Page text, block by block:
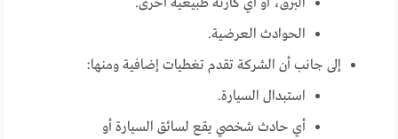
الحوادث العرضية.
إلى جانب أن الشركة تقدم تغطيات إضافية ومنها:
استبدال السيارة.
أي حادث شخصي يقع لسائق السيارة أو